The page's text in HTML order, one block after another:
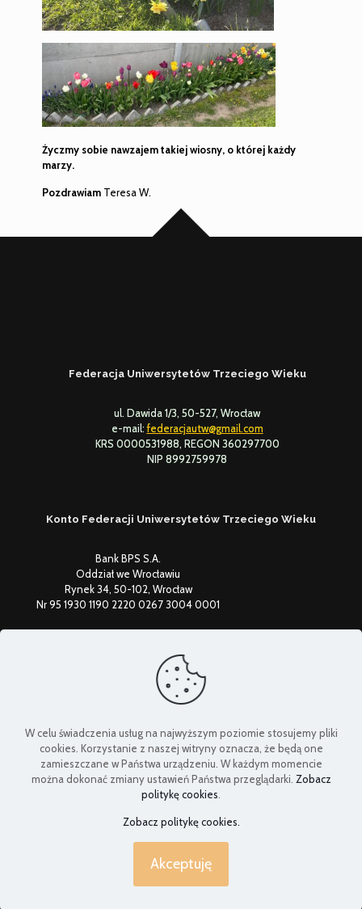
Życzmy sobie nawzajem takiej wiosny, o której każdy
marzy.
PozdrawiamTeresa W.
Federacja Uniwersytetów Trzeciego Wieku
ul. Dawida 1/3, 50-527, Wrocław
e-mail:federacjautw@gmail.com
KRS 0000531988, REGON 360297700
NIP 8992759978
Konto Federacji Uniwersytetów Trzeciego Wieku
Bank BPS S.A.
Oddział we Wrocławiu
Rynek 34, 50-102, Wrocław
Nr 95 1930 1190 2220 0267 3004 0001
Federacja Uniwersytetów Trzeciego Wieku
© 2024 dolnoslaski-senior.pl | All Rights Reserved
W celu świadczenia usług na najwyższym poziomie stosujemy pliki
cookies. Korzystanie z naszej witryny oznacza, że będą one
zamieszczane w Państwa urządzeniu. W każdym momencie
można dokonać zmiany ustawień Państwa przeglądarki. Zobacz
politykę cookies
Zobacz politykę cookies.
Akceptuję